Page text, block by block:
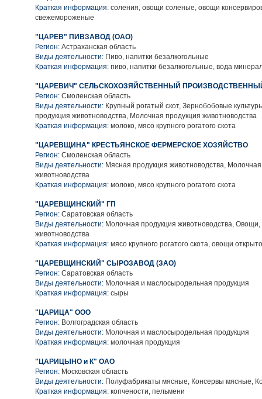
Краткая информация: соления, овощи соленые, овощи
свежемороженые
"ЦАРЕВ" ПИВЗАВОД (ОАО)
Регион: Астраханская область
Виды деятельности: Пиво, напитки безалкогольные
Краткая информация: пиво, напитки безалкогольные, вода
"ЦАРЕВИЧ" СЕЛЬСКОХОЗЯЙСТВЕННЫЙ
Регион: Смоленская область
Виды деятельности: Крупный рогатый скот, Зернобобовые
продукция животноводства, Молочная продукция животноводства
Краткая информация: молоко, мясо крупного рогатого скота
"ЦАРЕВЩИНА" КРЕСТЬЯНСКОЕ ФЕРМЕРСКОЕ ХОЗЯЙСТВО
Регион: Смоленская область
Виды деятельности: Мясная продукция животноводства,
животноводства
Краткая информация: молоко, мясо крупного рогатого скота
"ЦАРЕВЩИНСКИЙ" ГП
Регион: Саратовская область
Виды деятельности: Молочная продукция животноводства,
животноводства
Краткая информация: мясо крупного рогатого скота, овощи
"ЦАРЕВЩИНСКИЙ" СЫРОЗАВОД (ЗАО)
Регион: Саратовская область
Виды деятельности: Молочная и маслосыродельная продукция
Краткая информация: сыры
"ЦАРИЦА" ООО
Регион: Волгоградская область
Виды деятельности: Молочная и маслосыродельная продукция
Краткая информация: молочная продукция
"ЦАРИЦЫНО и К" ОАО
Регион: Московская область
Виды деятельности: Полуфабрикаты мясные, Консервы мясные,
Краткая информация: копчености, пельмени